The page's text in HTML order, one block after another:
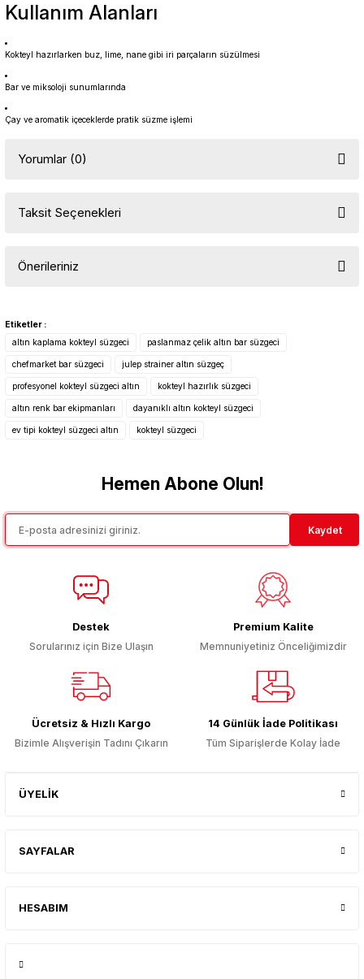
Kullanım Alanları
Kokteyl hazırlarken buz, lime, nane gibi iri parçaların süzülmesi
Bar ve miksoloji sunumlarında
Çay ve aromatik içeceklerde pratik süzme işlemi
Yorumlar (0)
Taksit Seçenekleri
Önerileriniz
konularda yetersiz gördüğünüz noktaları öneri formunu kullanarak
Görüş ve önerileriniz için teşekkür ederiz.
Ürün resmi kalitesiz, bozuk veya görüntülenemiyor.
Ürün açıklamasında eksik bilgiler bulunuyor.
Ürün bilgilerinde hatalar bulunuyor.
Bu ürüne benzer farklı alternatifler olmalı.
Etiketler :
altın kaplama kokteyl süzgeci
paslanmaz çelik altın bar süzgeci
chefmarket bar süzgeci julep strainer altın süzgeç
profesyonel kokteyl süzgeci altın kokteyl hazırlık süzgeci
altın renk bar ekipmanları dayanıklı altın kokteyl süzgeci
ev tipi kokteyl süzgeci altın kokteyl süzgeci
Hemen Abone Olun!
Kaydet
Destek
Sorularınız için Bize Ulaşın
Premium Kalite
Memnuniyetiniz Önceliğimizdir
Ücretsiz & Hızlı Kargo
Bizimle Alışverişin Tadını Çıkarın
14 Günlük İade Politikası
Tüm Siparişlerde Kolay İade
ÜYELİK
SAYFALAR
HESABIM